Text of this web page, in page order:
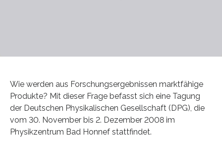
Wie werden aus Forschungsergebnissen marktfähige
Produkte? Mit dieser Frage befasst sich eine Tagung
der Deutschen Physikalischen Gesellschaft (DPG), die
vom 30. November bis 2. Dezember 2008 im
Physikzentrum Bad Honnef stattfindet.